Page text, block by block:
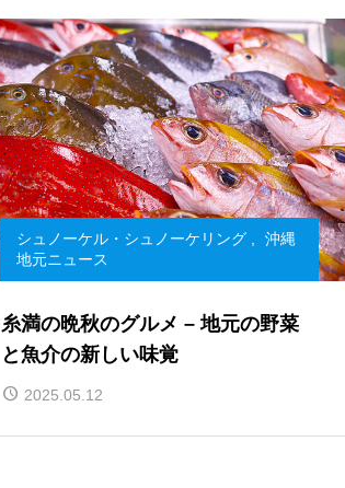
シュノーケル・シュノーケリング
沖縄
地元ニュース
糸満の晩秋のグルメ – 地元の野菜
と魚介の新しい味覚
2025.05.12